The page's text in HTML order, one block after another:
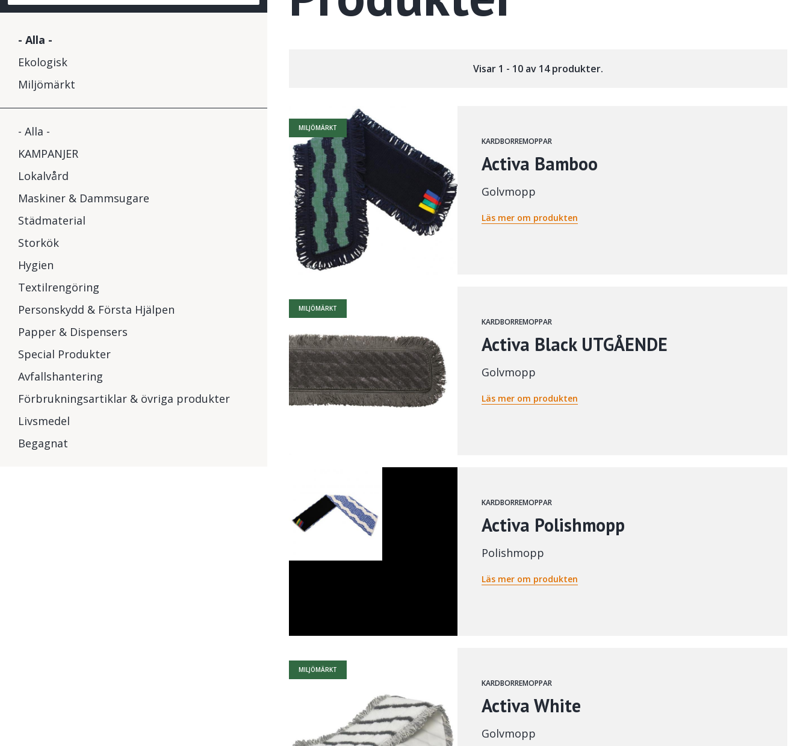
- Alla -
Ekologisk
Miljömärkt
- Alla -
KAMPANJER
Lokalvård
Maskiner & Dammsugare
Städmaterial
Storkök
Hygien
Textilrengöring
Personskydd & Första Hjälpen
Papper & Dispensers
Special Produkter
Avfallshantering
Förbrukningsartiklar & övriga produkter
Livsmedel
Begagnat
Visar 1 - 10 av 14 produkter.
MILJÖMÄRKT
KARDBORREMOPPAR
Activa Bamboo
Golvmopp
Läs mer om produkten
MILJÖMÄRKT
KARDBORREMOPPAR
Activa Black UTGÅENDE
Golvmopp
Läs mer om produkten
KARDBORREMOPPAR
Activa Polishmopp
Polishmopp
Läs mer om produkten
MILJÖMÄRKT
KARDBORREMOPPAR
Activa White
Golvmopp